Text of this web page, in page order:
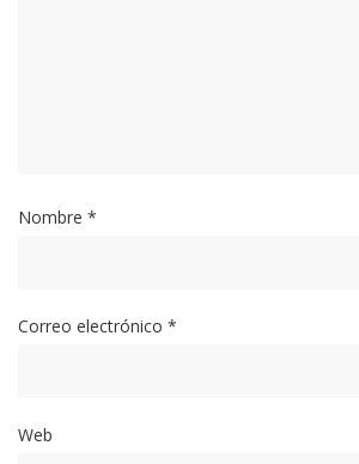
Nombre *
Correo electrónico *
Web